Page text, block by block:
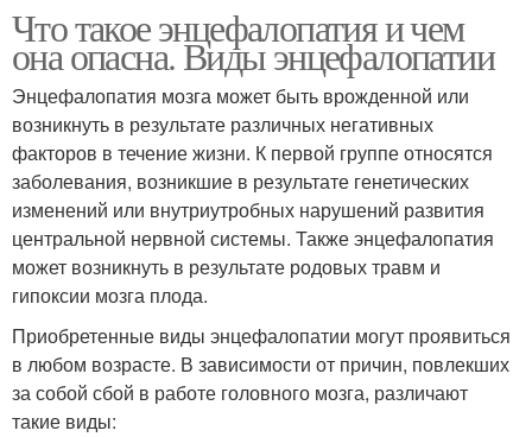
Что такое энцефалопатия и чем
она опасна. Виды энцефалопатии
Энцефалопатия мозга может быть врожденной или
возникнуть в результате различных негативных
факторов в течение жизни. К первой группе относятся
заболевания, возникшие в результате генетических
изменений или внутриутробных нарушений развития
центральной нервной системы. Также энцефалопатия
может возникнуть в результате родовых травм и
гипоксии мозга плода.
Приобретенные виды энцефалопатии могут проявиться
в любом возрасте. В зависимости от причин, повлекших
за собой сбой в работе головного мозга, различают
такие виды: